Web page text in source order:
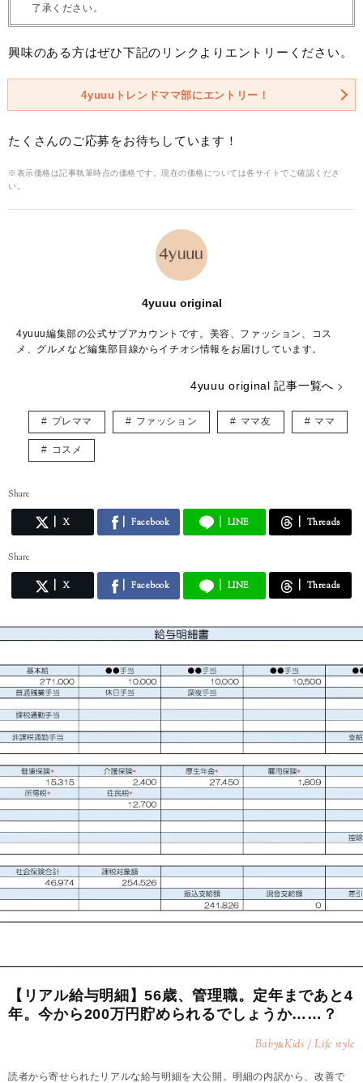
了承ください。
興味のある方はぜひ下記のリンクよりエントリーください。
4yuuuトレンドママ部にエントリー！
たくさんのご応募をお待ちしています！
※表示価格は記事執筆時点の価格です。現在の価格については各サイトでご確認くださ
い。
4yuuu original
4yuuu編集部の公式サブアカウントです。美容、ファッション、コス
メ、グルメなど編集部目線からイチオシ情報をお届けしています。
4yuuu original 記事一覧へ
プレママ ファッション ママ友 ママ
コスメ
Share
X Facebook LINE Threads
Share
X Facebook LINE Threads
【リアル給与明細】56歳、管理職。定年まであと4
年。今から200万円貯められるでしょうか……？
Baby&Kids / Life style
読者から寄せられたリアルな給与明細を大公開。明細の内訳から、改善で